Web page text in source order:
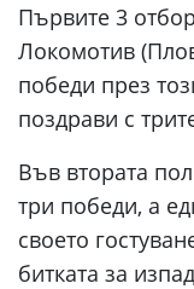
Първите 3
Локомотив
победи през
поздрави с
Във втората
три победи, а
своето
битката за